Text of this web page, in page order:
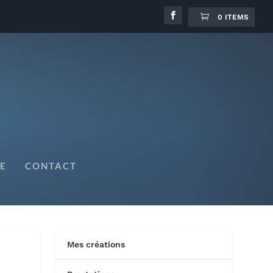
0 ITEMS
CONTACT
Mes créations